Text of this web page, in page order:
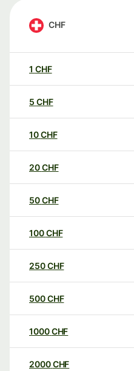
CHF
1 CHF
5 CHF
10CHF
20CHF
50CHF
100CHF
250CHF
500CHF
1000CHF
2000CHF